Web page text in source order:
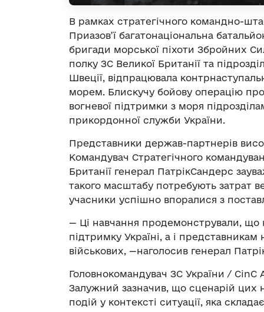
В рамках стратегічного командно-
Приазов’ї багатонаціональна
бригади морської піхоти Збройних
полку ЗС Великої Британії та
Швеції, відпрацювала
морем. Блискучу бойову операцію
вогневої підтримки з моря
прикордонної служби України.
Представники держав-партнерів
Командувач Стратегічного
Британії генерал ПатрікСандерс
такого масштабу потребують затрат
учасники успішно впоралися з
— Ці навчання продемонстрували,
підтримку Україні, а і
військових, —наголосив генерал
Головнокомандувач ЗС України / CinC
Залужний зазначив, що сценарій
подій у контексті ситуації, яка